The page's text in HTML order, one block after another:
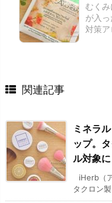
むくみ
が入
対策
関連記事
ミネラ
ップ。
ル対象に
iHerb（
タクロン